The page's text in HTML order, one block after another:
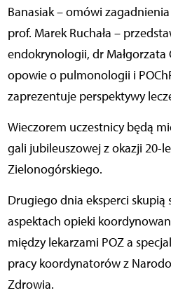
Banasiak – omówi
prof. Marek Ruchała –
endokrynologii, dr Małgorzata
opowie o pulmonologii i
zaprezentuje perspektywy
Wieczorem uczestnicy będą
gali jubileuszowej z okazji 20-
Zielonogórskiego.
Drugiego dnia eksperci skupią
aspektach opieki
między lekarzami POZ a
pracy koordynatorów z
Zdrowia.